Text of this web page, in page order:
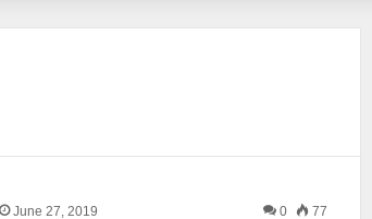
June 27, 2019 0 77